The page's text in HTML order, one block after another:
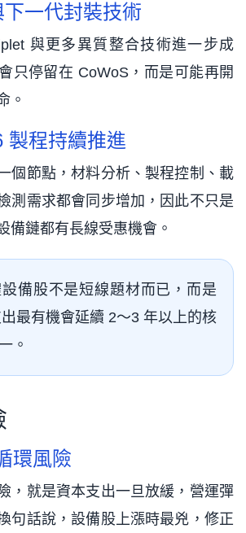
一代封裝技術
與更多異質整合技術進一步成
只停留在 CoWoS，而是可能再開
。
製程持續推進
個節點，材料分析、製程控制、載
測需求都會同步增加，因此不只是
備鏈都有長線受惠機會。
備股不是短線題材而已，而是
最有機會延續 2～3 年以上的核
。
環風險
，就是資本支出一旦放緩，營運彈
句話說，設備股上漲時最兇，修正